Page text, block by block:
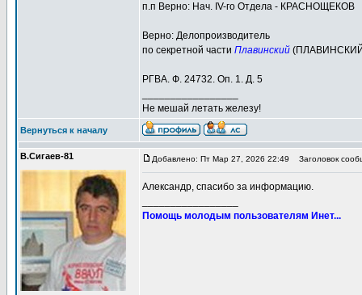
п.п Верно: Нач. IV-го Отдела - КРАСНОЩЕКОВ
Верно: Делопроизводитель
по секретной части Плавинский
РГВА. Ф. 24732. Оп. 1. Д. 5
Не мешай летать железу!
Вернуться к началу
В.Сигаев-81 Добавлено: Пт Мар 27, 2026 22:49 Заголовок
Александр, спасибо за информацию.
Помощь молодым пользователям Инет...